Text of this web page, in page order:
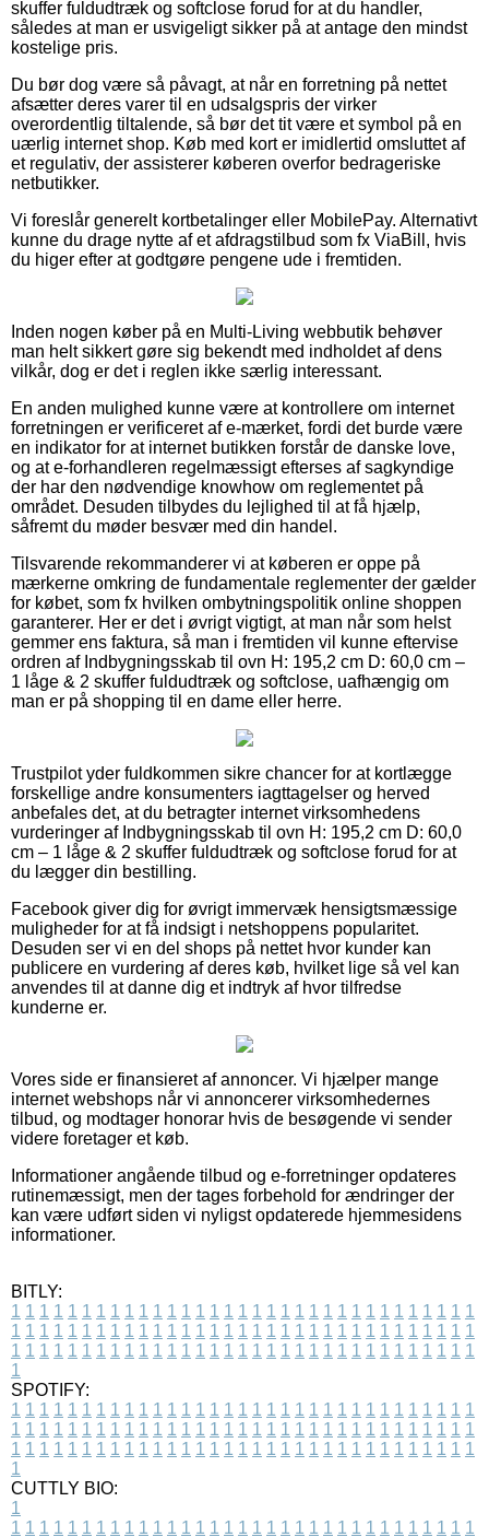
skuffer fuldudtræk og softclose forud for at du handler,
således at man er usvigeligt sikker på at antage den mindst
kostelige pris.
Du bør dog være så påvagt, at når en forretning på nettet
afsætter deres varer til en udsalgspris der virker
overordentlig tiltalende, så bør det tit være et symbol på en
uærlig internet shop. Køb med kort er imidlertid omsluttet af
et regulativ, der assisterer køberen overfor bedrageriske
netbutikker.
Vi foreslår generelt kortbetalinger eller MobilePay. Alternativt
kunne du drage nytte af et afdragstilbud som fx ViaBill, hvis
du higer efter at godtgøre pengene ude i fremtiden.
Inden nogen køber på en Multi-Living webbutik behøver
man helt sikkert gøre sig bekendt med indholdet af dens
vilkår, dog er det i reglen ikke særlig interessant.
En anden mulighed kunne være at kontrollere om internet
forretningen er verificeret af e-mærket, fordi det burde være
en indikator for at internet butikken forstår de danske love,
og at e-forhandleren regelmæssigt efterses af sagkyndige
der har den nødvendige knowhow om reglementet på
området. Desuden tilbydes du lejlighed til at få hjælp,
såfremt du møder besvær med din handel.
Tilsvarende rekommanderer vi at køberen er oppe på
mærkerne omkring de fundamentale reglementer der gælder
for købet, som fx hvilken ombytningspolitik online shoppen
garanterer. Her er det i øvrigt vigtigt, at man når som helst
gemmer ens faktura, så man i fremtiden vil kunne eftervise
ordren af Indbygningsskab til ovn H: 195,2 cm D: 60,0 cm –
1 låge & 2 skuffer fuldudtræk og softclose, uafhængig om
man er på shopping til en dame eller herre.
Trustpilot yder fuldkommen sikre chancer for at kortlægge
forskellige andre konsumenters iagttagelser og herved
anbefales det, at du betragter internet virksomhedens
vurderinger af Indbygningsskab til ovn H: 195,2 cm D: 60,0
cm – 1 låge & 2 skuffer fuldudtræk og softclose forud for at
du lægger din bestilling.
Facebook giver dig for øvrigt immervæk hensigtsmæssige
muligheder for at få indsigt i netshoppens popularitet.
Desuden ser vi en del shops på nettet hvor kunder kan
publicere en vurdering af deres køb, hvilket lige så vel kan
anvendes til at danne dig et indtryk af hvor tilfredse
kunderne er.
Vores side er finansieret af annoncer. Vi hjælper mange
internet webshops når vi annoncerer virksomhedernes
tilbud, og modtager honorar hvis de besøgende vi sender
videre foretager et køb.
Informationer angående tilbud og e-forretninger opdateres
rutinemæssigt, men der tages forbehold for ændringer der
kan være udført siden vi nyligst opdaterede hjemmesidens
informationer.
BITLY:
1 1 1 1 1 1 1 1 1 1 1 1 1 1 1 1 1 1 1 1 1 1 1 1 1 1 1 1 1 1 1 1 1
1 1 1 1 1 1 1 1 1 1 1 1 1 1 1 1 1 1 1 1 1 1 1 1 1 1 1 1 1 1 1 1 1
1 1 1 1 1 1 1 1 1 1 1 1 1 1 1 1 1 1 1 1 1 1 1 1 1 1 1 1 1 1 1 1 1
1
SPOTIFY:
1 1 1 1 1 1 1 1 1 1 1 1 1 1 1 1 1 1 1 1 1 1 1 1 1 1 1 1 1 1 1 1 1
1 1 1 1 1 1 1 1 1 1 1 1 1 1 1 1 1 1 1 1 1 1 1 1 1 1 1 1 1 1 1 1 1
1 1 1 1 1 1 1 1 1 1 1 1 1 1 1 1 1 1 1 1 1 1 1 1 1 1 1 1 1 1 1 1 1
1
CUTTLY BIO:
1
1 1 1 1 1 1 1 1 1 1 1 1 1 1 1 1 1 1 1 1 1 1 1 1 1 1 1 1 1 1 1 1 1